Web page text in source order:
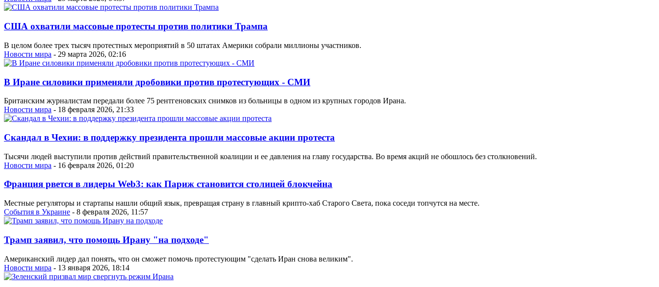
США охватили массовые протесты против политики Трампа
В целом более трех тысяч протестных мероприятий в 50 штатах Америки собрали миллионы участников.
Новости мира - 29 марта 2026, 02:16
В Иране силовики применяли дробовики против протестующих - СМИ
Британским журналистам передали более 75 рентгеновских снимков из больницы в одном из крупных городов Ирана.
Новости мира - 18 февраля 2026, 21:33
Скандал в Чехии: в поддержку президента прошли массовые акции протеста
Тысячи людей выступили против действий правительственной коалиции и ее давления на главу государства. Во время акций не обошлось без столкновений.
Новости мира - 16 февраля 2026, 01:20
Франция рвется в лидеры Web3: как Париж становится столицей блокчейна
Местные регуляторы и стартапы нашли общий язык, превращая страну в главный крипто-хаб Старого Света, пока соседи топчутся на месте.
События в Украине - 8 февраля 2026, 11:57
Трамп заявил, что помощь Ирану "на подходе"
Американский лидер дал понять, что он сможет помочь протестующим "сделать Иран снова великим".
Новости мира - 13 января 2026, 18:14